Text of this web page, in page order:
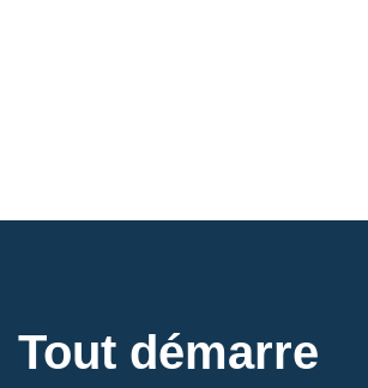
Tout démarre